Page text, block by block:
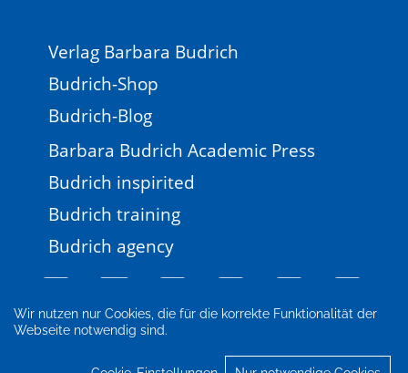
Wir nutzen nur Cookies, die für die korrekte Funktionalität der
Webseite notwendig sind.
Verlag Barbara Budrich
Budrich-Shop
Budrich-Blog
Barbara Budrich Academic Press
Budrich inspirited
Budrich training
Budrich agency
Impressum